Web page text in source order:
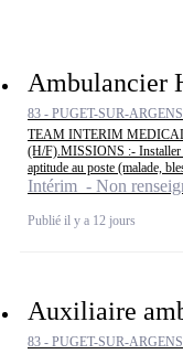
Ambulancier
83 - PUGET-SUR-ARGENS
TEAM INTERIM MEDICAL
(H/F).MISSIONS :- Installer
aptitude au poste (malade,
Intérim - Non
Publié il y a 12 jours
Auxiliaire
83 - PUGET-SUR-ARGENS